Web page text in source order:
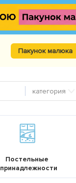
Пакунок малюка
категория
Постельные
принадлежности